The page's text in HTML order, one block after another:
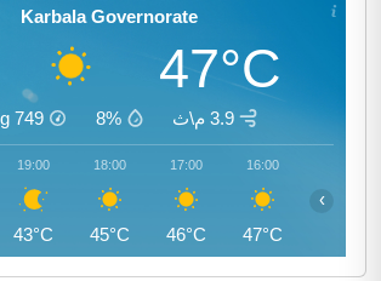
Karbala Governorate
47°C
3.9 م\ث 8%
749
16:00
47°C
17:00
46°C
18:00
45°C
19:00
43°C
›